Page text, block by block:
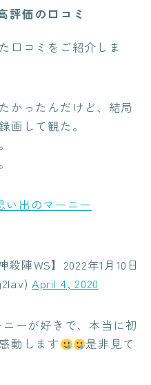
評価の口コミ
口コミをご紹介しま
かったんだけど、結局
画して観た。
い出のマーニー
陣WS】2022年1月10日
April 4, 2020
ーが好きで、本当に初
動します
是非見て